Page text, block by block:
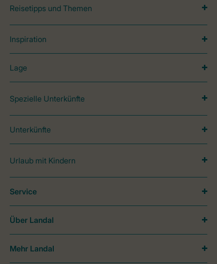
Reisetipps und Themen
Inspiration
Lage
Spezielle Unterkünfte
Unterkünfte
Urlaub mit Kindern
Service
Über Landal
Mehr Landal